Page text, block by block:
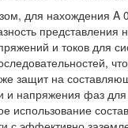
для нахождения A
и токов для
защит на
и напряжения фаз
использование